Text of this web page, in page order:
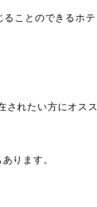
ることのできるホテ
されたい方にオスス
ります。